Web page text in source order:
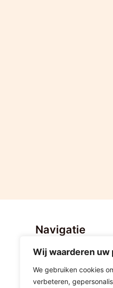
Wij waarderen uw
We gebruiken cookies
verbeteren,
Navigatie
Home
Nieuws
Stratenvolleybal